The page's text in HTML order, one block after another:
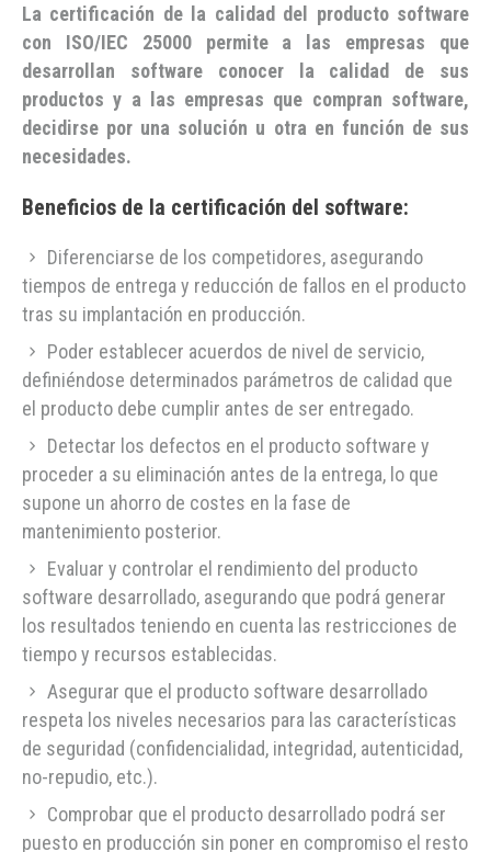
La certificación de la calidad del producto software
con ISO/IEC 25000
permite a las empresas que
desarrollan software conocer la calidad de sus
productos y a las empresas que compran software,
decidirse por una solución u otra en función de sus
necesidades.
Beneficios de la certificación del software:
Diferenciarse de los competidores, asegurando
tiempos de entrega y reducción de fallos en el producto
tras su implantación en producción.
Poder establecer acuerdos de nivel de servicio,
definiéndose determinados parámetros de calidad que
el producto debe cumplir antes de ser entregado.
Detectar los defectos en el producto software y
proceder a su eliminación antes de la entrega, lo que
supone un ahorro de costes en la fase de
mantenimiento posterior.
Evaluar y controlar el rendimiento del producto
software desarrollado, asegurando que podrá generar
los resultados teniendo en cuenta las restricciones de
tiempo y recursos establecidas.
Asegurar que el producto software desarrollado
respeta los niveles necesarios para las características
de seguridad (confidencialidad, integridad, autenticidad,
no-repudio, etc.).
Comprobar que el producto desarrollado podrá ser
puesto en producción sin poner en compromiso el resto